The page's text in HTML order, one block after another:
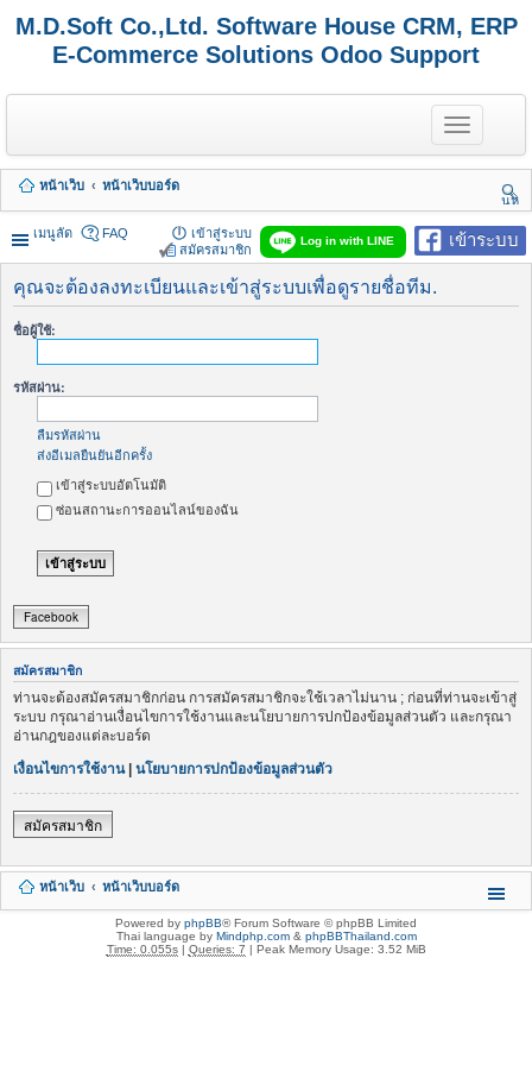
M.D.Soft Co.,Ltd. Software House CRM, ERP
E-Commerce Solutions Odoo Support
T
o
g
e
n
a
v
g
หน้าเว็บ
หน้าเว็บบอร์ด
นห
า
เมนูลัด
เข้าระบบ
Log in with LINE
FAQ
เข้าสู่ระบบ
สมัครสมาชิก
คุณจะต้องลงทะเบียนและเข้าสู่ระบบเพื่อดูรายชื่อทีม.
ชื่อผู้ใช้:
รหัสผ่าน:
ลืมรหัสผ่าน
ส่งอีเมลยืนยันอีกครั้ง
เข้าสู่ระบบอัตโนมัติ
ซ่อนสถานะการออนไลน์ของฉัน
Facebook
สมัครสมาชิก
ท่านจะต้องสมัครสมาชิกก่อน การสมัครสมาชิกจะใช้เวลาไม่นาน ; ก่อนที่ท่านจะเข้าสู่
ระบบ กรุณาอ่านเงื่อนไขการใช้งานและนโยบายการปกป้องข้อมูลส่วนตัว และกรุณา
อ่านกฎของแต่ละบอร์ด
เงื่อนไขการใช้งาน| นโยบายการปกป้องข้อมูลส่วนตัว
สมัครสมาชิก
หน้าเว็บ หน้าเว็บบอร์ด
Powered by phpBB® Forum Software © phpBB Limited
Thai language by Mindphp.com& phpBBThailand.com
Time: 0.055s| Queries: 7 | Peak Memory Usage: 3.52 MiB